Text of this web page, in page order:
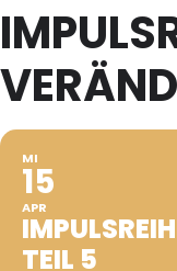
MI
15
APR
TEIL 5